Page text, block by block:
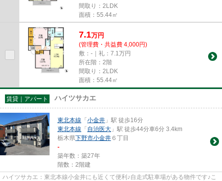
間取り：2LDK
面積：55.44㎡
7.1万円
(管理費・共益費 4,000円)
敷：-｜礼：7.1万円
所在階：2階
間取り：2LDK
面積：55.44㎡
賃貸｜アパート ハイツサカエ
東北本線 「小金井 」駅 徒歩16分
東北本線 「自治医大 」駅 徒歩44分車6分 3.4km
栃木県下野市小金井 ６丁目
-
築年数：築27年
階数：2階建
ハイツサカエ：東北本線小金井にも近くて便利♪自走式駐車場がある物件です♪こ